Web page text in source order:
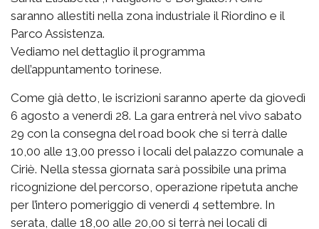
saranno allestiti nella zona industriale il Riordino e il
Parco Assistenza.
Vediamo nel dettaglio il programma
dell’appuntamento torinese.
Come già detto, le iscrizioni saranno aperte da giovedì
6 agosto a venerdì 28. La gara entrerà nel vivo sabato
29 con la consegna del road book che si terrà dalle
10,00 alle 13,00 presso i locali del palazzo comunale a
Ciriè. Nella stessa giornata sarà possibile una prima
ricognizione del percorso, operazione ripetuta anche
per l’intero pomeriggio di venerdì 4 settembre. In
serata, dalle 18,00 alle 20,00 si terrà nei locali di